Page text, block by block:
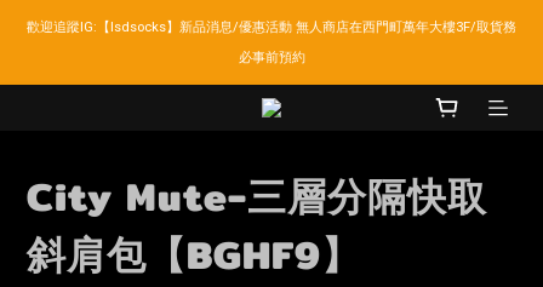
歡迎追蹤IG:【lsdsocks】新品消息/優惠活動 無人商店在西門町萬年大樓3F/取貨務
必事前預約
City Mute-三層分隔快取
斜肩包【BGHF9】